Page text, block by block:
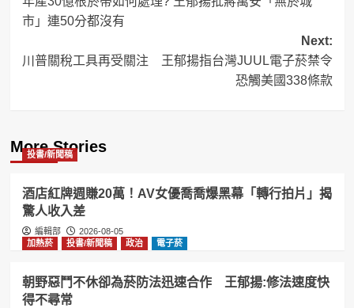
navigation
市」連50分都沒有
Next:
川普關稅工具再受關注 王郁揚指台灣JUUL電子菸禁令
恐觸美國338條款
More Stories
投書/新聞稿
酒店紅牌週賺20萬！AV女優喬喬爆黑幕「轉行拍片」揭
驚人收入差
編輯部
2026-08-05
加熱菸
投書/新聞稿 政治 電子菸
朝野惡鬥不休卻為菸防法迅速合作 王郁揚:修法速度快
得不尋常